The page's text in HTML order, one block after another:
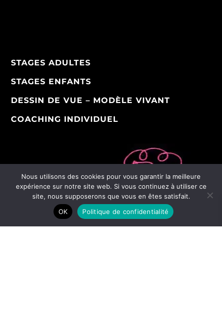
STAGES ADULTES
STAGES ENFANTS
DESSIN DE VUE – MODÈLE VIVANT
COACHING INDIVIDUEL
Nous utilisons des cookies pour vous garantir la meilleure
expérience sur notre site web. Si vous continuez à utiliser ce
site, nous supposerons que vous en êtes satisfait.
OK
Politique de confidentialité